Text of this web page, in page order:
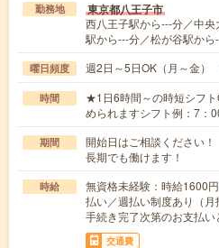
勤務地 東京都八王子市
西八王子駅から---分／中
駅から---分／松が谷駅から
曜日頻度 週2日～5日OK（月～金
時間
★1日6時間～の時短シフ
められますシフト例：7：
期間
開始日はご相談ください
長期でも働けます！
時給
無資格未経験：時給1600
払い／週払い制度あり（
手続き完了次第のお支払い
交通費